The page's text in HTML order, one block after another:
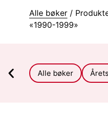
Alle bøker /
«1990-1999»
Alle bøker